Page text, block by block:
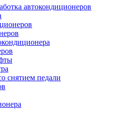
автокондиционеров
снятием педали